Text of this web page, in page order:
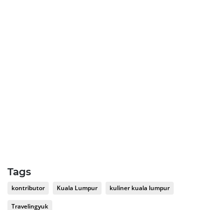
Tags
kontributor Kuala Lumpur kuliner kuala lumpur
Travelingyuk